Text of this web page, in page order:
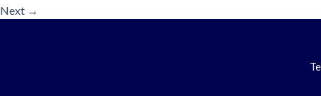
Next →